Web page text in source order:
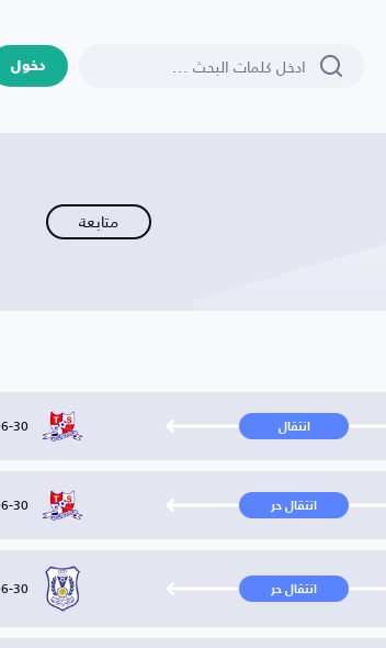
دخول
متابعة
انتقال 30
انتقال حر 30
انتقال حر 30